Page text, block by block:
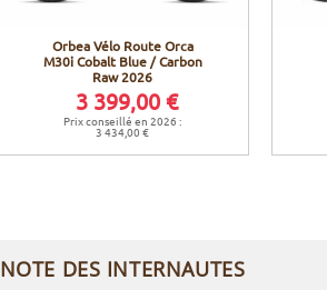
Orbea Vélo Route Orca
M30i Cobalt Blue / Carbon
Raw 2026
3 399,00 €
Prix conseillé en 2026 :
3 434,00 €
NOTE DES INTERNAUTES